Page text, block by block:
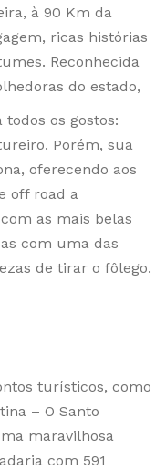
à 90 Km da
ricas histórias
Reconhecida
do estado,
os gostos:
Porém, sua
oferecendo aos
off road a
as mais belas
com uma das
de tirar o fôlego.
turísticos, como
– O Santo
maravilhosa
com 591